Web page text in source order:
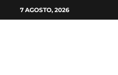
7 AGOSTO, 2026